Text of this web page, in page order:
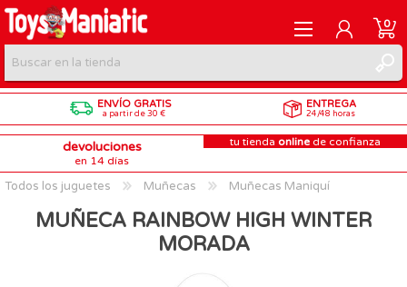
REGISTRARME
INICIAR SESIÓN
0
ENVÍO GRATIS
a partir de 30 €
ENTREGA
24/48 horas
devoluciones
en 14 días
tu tienda online de confianza
Todos los juguetes Muñecas Muñecas Maniquí
MUÑECA RAINBOW HIGH WINTER
MORADA